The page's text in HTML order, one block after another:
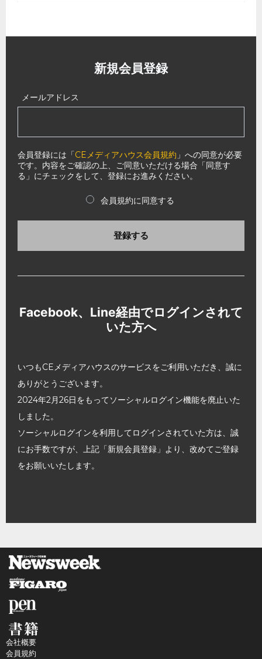
新規会員登録
メールアドレス
会員登録には「CEメディアハウス会員規約 」への同意が必要
です。内容をご確認の上、ご同意いただける場合「同意す
る」にチェックをして、登録にお進みください。
会員規約に同意する
登録する
Facebook、Line経由でログインされて
いた方へ
いつもCEメディアハウスのサービスをご利用いただき、誠に
ありがとうございます。
2024年2月26日をもってソーシャルログイン機能を廃止いた
しました。
ソーシャルログインを利用してログインされていた方は、誠
にお手数ですが、上記「新規会員登録」より、改めてご登録
をお願いいたします。
会社概要
会員規約